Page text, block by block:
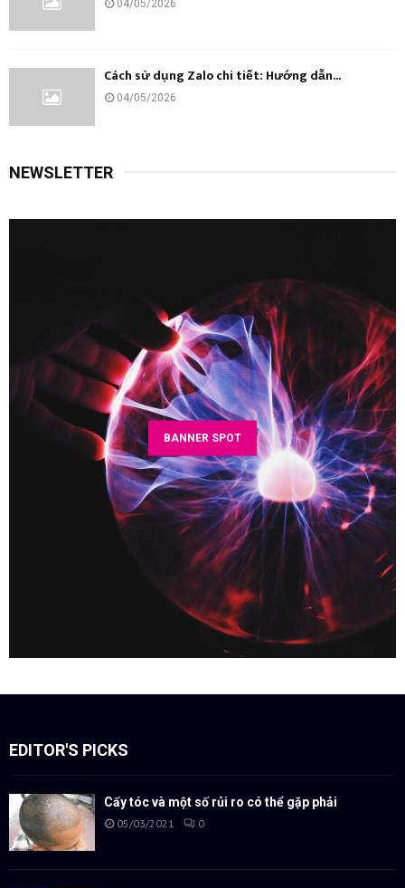
04/05/2026
Cách sử dụng Zalo chi tiết: Hướng dẫn...
04/05/2026
NEWSLETTER
BANNER SPOT
EDITOR'S PICKS
Cấy tóc và một số rủi ro có thể gặp phải
05/03/2021 0